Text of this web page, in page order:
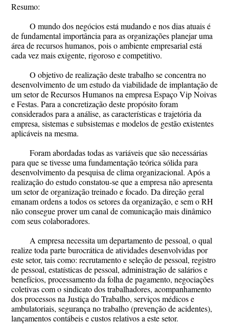
Resumo:
O mundo dos negócios está mudando e nos dias atuais é
de fundamental importância para as organizações planejar uma
área de recursos humanos, pois o ambiente empresarial está
cada vez mais exigente, rigoroso e competitivo.
O objetivo de realização deste trabalho se concentra no
desenvolvimento de um estudo da viabilidade de implantação de
um setor de Recursos Humanos na empresa Espaço Vip Noivas
e Festas. Para a concretização deste propósito foram
considerados para a análise, as características e trajetória da
empresa, sistemas e subsistemas e modelos de gestão existentes
aplicáveis na mesma.
Foram abordadas todas as variáveis que são necessárias
para que se tivesse uma fundamentação teórica sólida para
desenvolvimento da pesquisa de clima organizacional. Após a
realização do estudo constatou-se que a empresa não apresenta
um setor de organização treinado e focado. Da direção geral
emanam ordens a todos os setores da organização, e sem o RH
não consegue prover um canal de comunicação mais dinâmico
com seus colaboradores.
A empresa necessita um departamento de pessoal, o qual
realize toda parte burocrática de atividades desenvolvidas por
este setor, tais como: recrutamento e seleção de pessoal, registro
de pessoal, estatísticas de pessoal, administração de salários e
benefícios, processamento da folha de pagamento, negociações
coletivas com o sindicato dos trabalhadores, acompanhamento
dos processos na Justiça do Trabalho, serviços médicos e
ambulatoriais, segurança no trabalho (prevenção de acidentes),
lançamentos contábeis e custos relativos a este setor.